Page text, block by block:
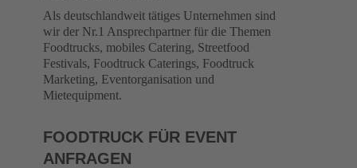
Als deutschlandweit tätiges Unternehmen sind
wir der Nr.1 Ansprechpartner für die Themen
Foodtrucks, mobiles Catering, Streetfood
Festivals, Foodtruck Caterings, Foodtruck
Marketing, Eventorganisation und
Mietequipment.
FOODTRUCK FÜR EVENT
ANFRAGEN